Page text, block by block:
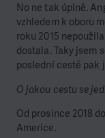
No ne tak úplně.
vzhledem k oboru
roku 2015
dostala. Taky jsem
poslední cestě pak
O jakou cestu se
Od prosince 2018
Americe.